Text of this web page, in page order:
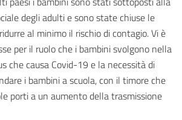
degli adulti e sono state chiuse le
al minimo il rischio di contagio. Vi è
per il ruolo che i bambini svolgono nella
che causa Covid-19 e la necessità di
i bambini a scuola, con il timore che
porti a un aumento della trasmissione